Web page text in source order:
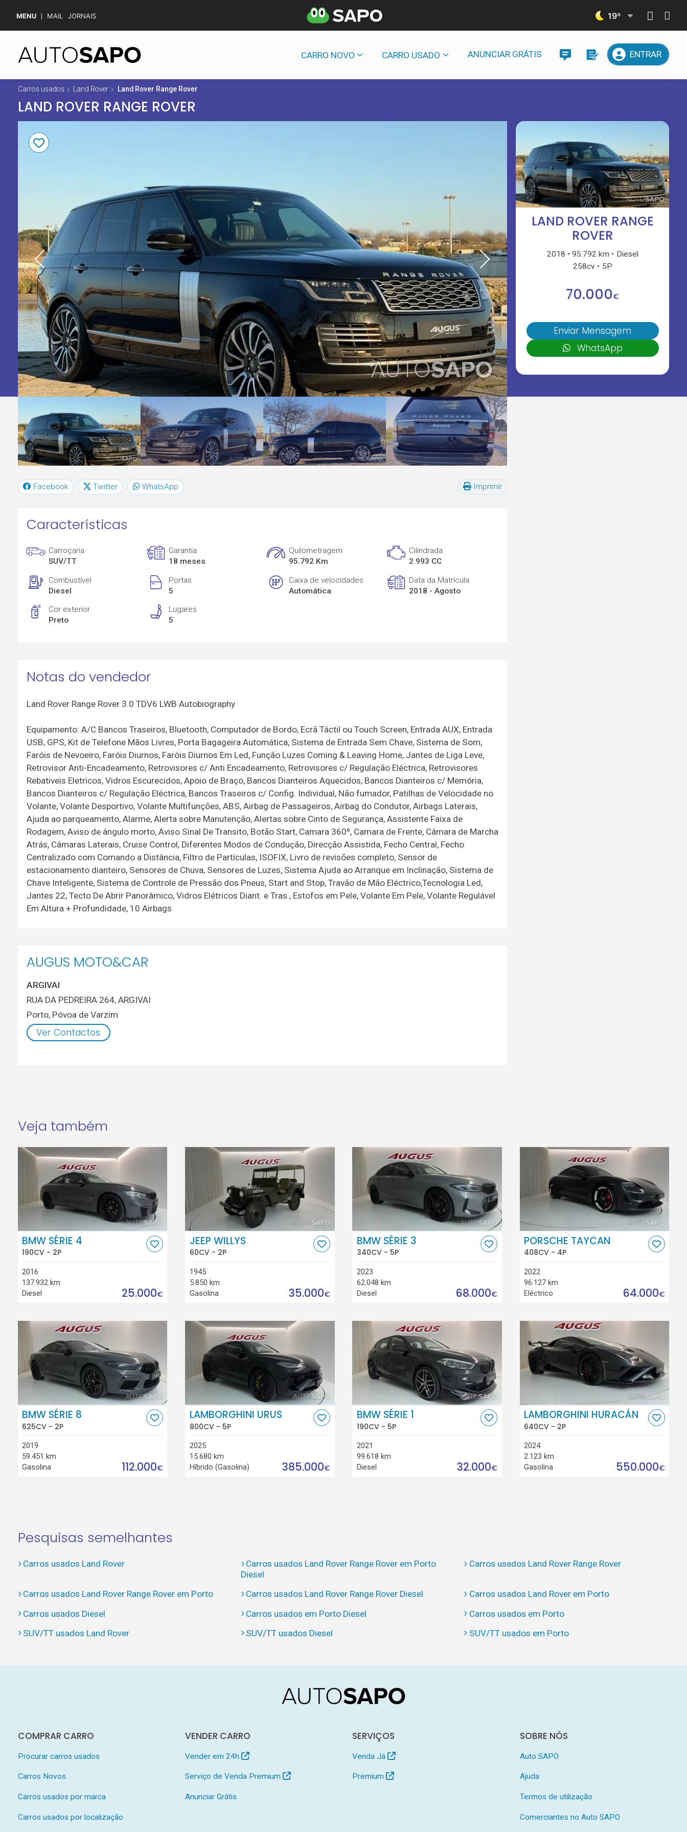
MENU MAIL JORNAIS 19º
CARRO NOVO CARRO USADO ANUNCIAR GRÁTIS ENTRAR
Carros usados Land Rover Land Rover Range Rover
LAND ROVER RANGE ROVER
LAND ROVER RANGE
ROVER
2018 95.792 km
Diesel
258cv
5P
70.000€
Enviar Mensagem
WhatsApp
Facebook Twitter WhatsApp Imprimir
Características
Carroçaria
SUV/TT
Garantia
18 meses
Quilometragem
95.792 Km
Cilindrada
2.993 CC
Combustível
Diesel
Portas
5
Caixa de velocidades
Automática
Data da Matrícula
2018 - Agosto
Cor exterior
Preto
Lugares
5
Notas do vendedor
Land Rover Range Rover 3.0 TDV6 LWB Autobiography
Equipamento: A/C Bancos Traseiros, Bluetooth, Computador de Bordo, Ecrã Táctil ou Touch Screen, Entrada AUX, Entrada
USB, GPS, Kit de Telefone Mãos Livres, Porta Bagageira Automática, Sistema de Entrada Sem Chave, Sistema de Som,
Faróis de Nevoeiro, Faróis Diurnos, Faróis Diurnos Em Led, Função Luzes Coming & Leaving Home, Jantes de Liga Leve,
Retrovisor Anti-Encadeamento, Retrovisores c/ Anti Encadeamento, Retrovisores c/ Regulação Eléctrica, Retrovisores
Rebativeis Eletricos, Vidros Escurecidos, Apoio de Braço, Bancos Dianteiros Aquecidos, Bancos Dianteiros c/ Memória,
Bancos Dianteiros c/ Regulação Eléctrica, Bancos Traseiros c/ Config. Individual, Não fumador, Patilhas de Velocidade no
Volante, Volante Desportivo, Volante Multifunções, ABS, Airbag de Passageiros, Airbag do Condutor, Airbags Laterais,
Ajuda ao parqueamento, Alarme, Alerta sobre Manutenção, Alertas sobre Cinto de Segurança, Assistente Faixa de
Rodagem, Aviso de ângulo morto, Aviso Sinal De Transito, Botão Start, Camara 360º, Camara de Frente, Câmara de Marcha
Atrás, Câmaras Laterais, Cruise Control, Diferentes Modos de Condução, Direcção Assistida, Fecho Central, Fecho
Centralizado com Comando a Distância, Filtro de Partículas, ISOFIX, Livro de revisões completo, Sensor de
estacionamento dianteiro, Sensores de Chuva, Sensores de Luzes, Sistema Ajuda ao Arranque em Inclinação, Sistema de
Chave Inteligente, Sistema de Controle de Pressão dos Pneus, Start and Stop, Travão de Mão Eléctrico,Tecnologia Led,
Jantes 22, Tecto De Abrir Panorâmico, Vidros Elétricos Diant. e Tras., Estofos em Pele, Volante Em Pele, Volante Regulável
Em Altura + Profundidade, 10 Airbags
AUGUS MOTO&CAR
ARGIVAI
RUA DA PEDREIRA 264, ARGIVAI
Porto, Póvoa de Varzim
Ver Contactos
Veja também
BMW SÉRIE 4
190CV - 2P
2016
137.932 km
Diesel
25.000€
JEEP WILLYS
60CV - 2P
1945
5.850 km
Gasolina
35.000€
BMW SÉRIE 3
340CV - 5P
2023
62.048 km
Diesel
68.000€
PORSCHE TAYCAN
408CV - 4P
2022
96.127 km
Eléctrico
64.000€
BMW SÉRIE 8
625CV - 2P
2019
59.451 km
Gasolina
112.000€
LAMBORGHINI URUS
800CV - 5P
2025
15.680 km
Híbrido (Gasolina)
385.000€
BMW SÉRIE 1
190CV - 5P
2021
99.618 km
Diesel
32.000€
LAMBORGHINI HURACÁN
640CV - 2P
2024
2.123 km
Gasolina
550.000€
Pesquisas semelhantes
Carros usados Land Rover
Carros usados Land Rover Range Rover em Porto
Diesel
Carros usados Land Rover Range Rover
Carros usados Land Rover Range Rover em Porto Carros usados Land Rover Range Rover Diesel
Carros usados Land Rover em Porto
Carros usados Diesel
Carros usados em Porto Diesel
Carros usados em Porto
SUV/TT usados Land Rover
SUV/TT usados Diesel SUV/TT usados em Porto
COMPRAR CARRO
Procurar carros usados
Carros Novos
Carros usados por marca
Carros usados por localização
VENDER CARRO
Vender em 24h
Serviço de Venda Premium
Anunciar Grátis
SERVIÇOS
Venda Já
Premium
SOBRE NÓS
Auto SAPO
Ajuda
Termos de utilização
Comerciantes no Auto SAPO